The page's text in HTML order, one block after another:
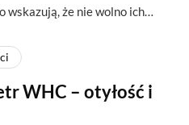
wskazują, że nie wolno ich…
WHC – otyłość i